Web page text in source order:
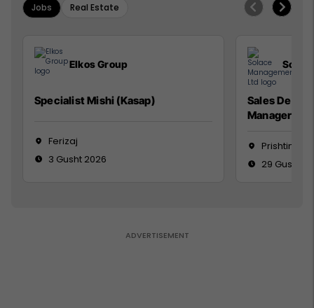
Jobs Real Estate
Elkos Group
Specialist Mishi (Kasap)
Ferizaj
3 Gusht 2026
Sales
Manager
Prishtinë
29 Gusht